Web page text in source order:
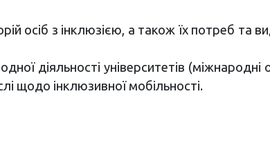
осіб з інклюзією, а також їх потреб та
діяльності університетів (міжнародні
щодо інклюзивної мобільності.